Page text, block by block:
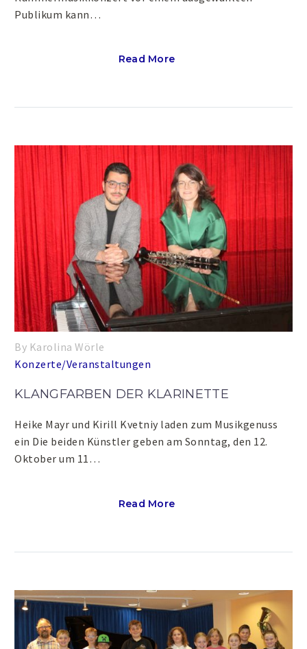
Publikum kann…
Read More
By Karolina Wörle
Konzerte/Veranstaltungen
KLANGFARBEN DER KLARINETTE
Heike Mayr und Kirill Kvetniy laden zum Musikgenuss
ein Die beiden Künstler geben am Sonntag, den 12.
Oktober um 11…
Read More